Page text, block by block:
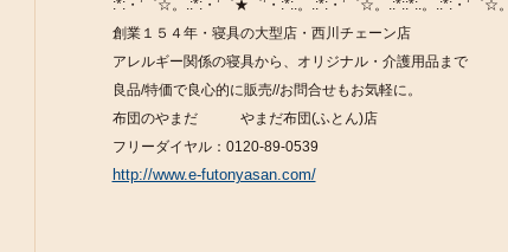
:*:・’゜☆。.:*:・’゜★゜’・:*:.。.:*:・’゜☆。.:*::*:.。.:*:・’゜☆
創業１５４年・寝具の大型店・西川チェーン店
アレルギー関係の寝具から、オリジナル・介護用品まで
良品/特価で良心的に販売//お問合せもお気軽に。
布団のやまだ やまだ布団(ふとん)店
フリーダイヤル：0120-89-0539
http://www.e-futonyasan.com/